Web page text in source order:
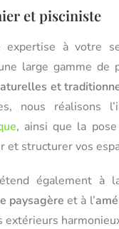
et pisciniste
expertise à votre
large gamme de
et
nous réalisons
, ainsi que la
et structurer vos
également à
paysagère et à l’
extérieurs